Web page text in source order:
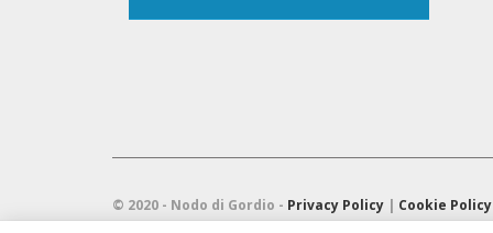
© 2020 - Nodo di Gordio - Privacy Policy | Cookie Policy